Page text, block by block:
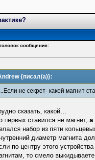
сообщения:
{писал(а)}:
....Если не секрет- какой магнит
сказать, какой…
первых ставился не магнит,а
набор из пяти
диаметр магнита
по центру этого
то смело